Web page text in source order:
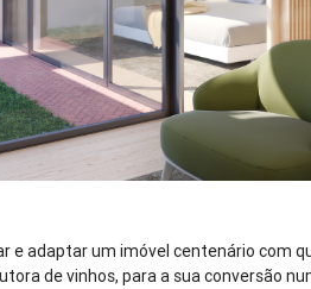
e adaptar um imóvel centenário com
de vinhos, para a sua conversão